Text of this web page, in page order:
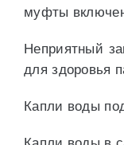
муфты
Неприятный
для здоровья
Капли воды